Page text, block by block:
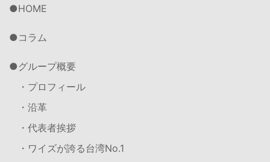
HOME
コラム
グループ概要
・プロフィール
・沿革
・代表者挨拶
・ワイズが誇る台湾No.1